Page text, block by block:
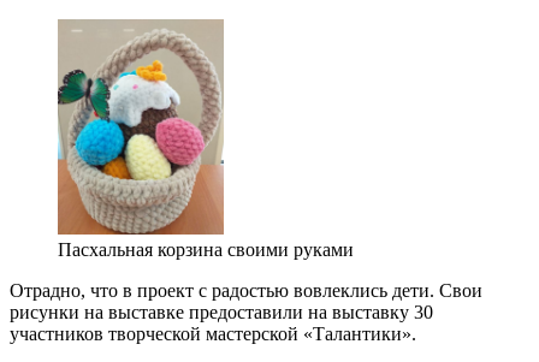
Пасхальная корзина своими руками
Отрадно, что в проект с радостью вовлеклись дети. Свои
рисунки на выставке предоставили на выставку 30
участников творческой мастерской «Талантики».